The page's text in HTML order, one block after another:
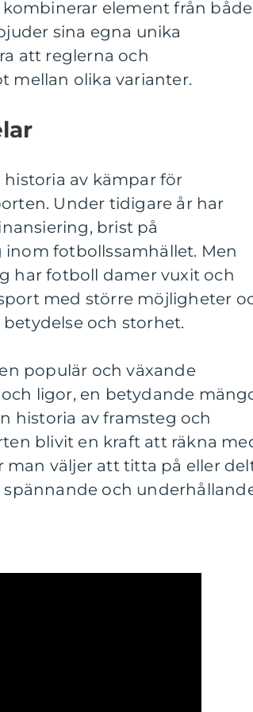
element från både
sina egna unika
att reglerna och
mellan olika varianter.
av kämpar för
Under tidigare år har
brist på
fotbollssamhället. Men
har fotboll damer vuxit och
med större möjligheter
och storhet.
populär och växande
ligor, en betydande
historia av framsteg och
blivit en kraft att räkna
väljer att titta på eller
och